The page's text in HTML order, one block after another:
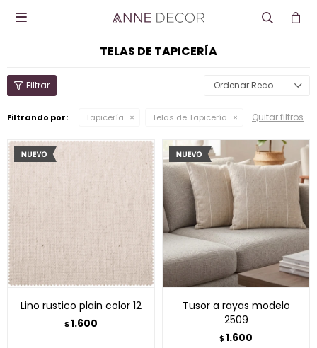

TELAS DE TAPICERÍA
Recomendados
Filtrando por: Tapicería Telas de Tapicería Quitar filtros
Lino rustico plain color 12
$1.600
Tusor a rayas modelo
2509
$1.600